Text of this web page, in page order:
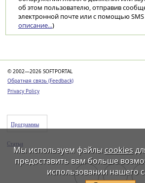
об этом пользователю, отправив
электронной почте или с помощью SMS
описание...)
© 2002—2026 SOFTPORTAL
Обратная связь (Feedback)
Privacy Policy
Программы
Статьи
Мы используем файлы cookies
предоставить вам больше
использовании нашего